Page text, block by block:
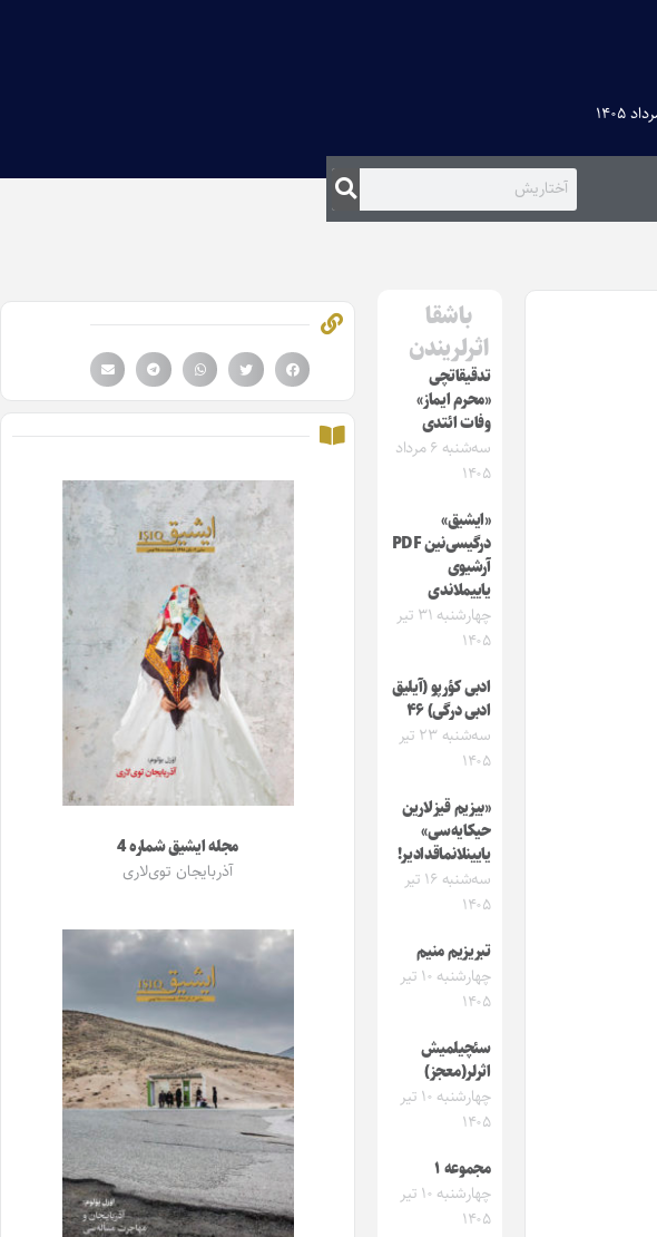
باشقا
اثرلریندن
تدقیقاتچی
«محرم ایماز»
وفات ائتدی
سه‌شنبه ۶ مرداد
۱۴۰۵
«ایشیق»
درگیسی‌نین PDF
آرشیوی
یاییملاندی
چهارشنبه ۳۱ تیر
۱۴۰۵
ادبی کؤرپو (آیلیق
ادبی درگی) ۴۶
سه‌شنبه ۲۳ تیر
۱۴۰۵
«بیزیم قیزلارین
حیکایه‌سی»
یایینلانماقدادیر!
سه‌شنبه ۱۶ تیر
۱۴۰۵
تبریزیم منیم
چهارشنبه ۱۰ تیر
۱۴۰۵
سئچیلمیش
اثرلر(معجز)
چهارشنبه ۱۰ تیر
۱۴۰۵
مجموعه ۱
چهارشنبه ۱۰ تیر
۱۴۰۵
مجله ایشیق شماره 4
آذربایجان توی‌لاری